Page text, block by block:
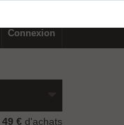
Connexion
49 € d'achats